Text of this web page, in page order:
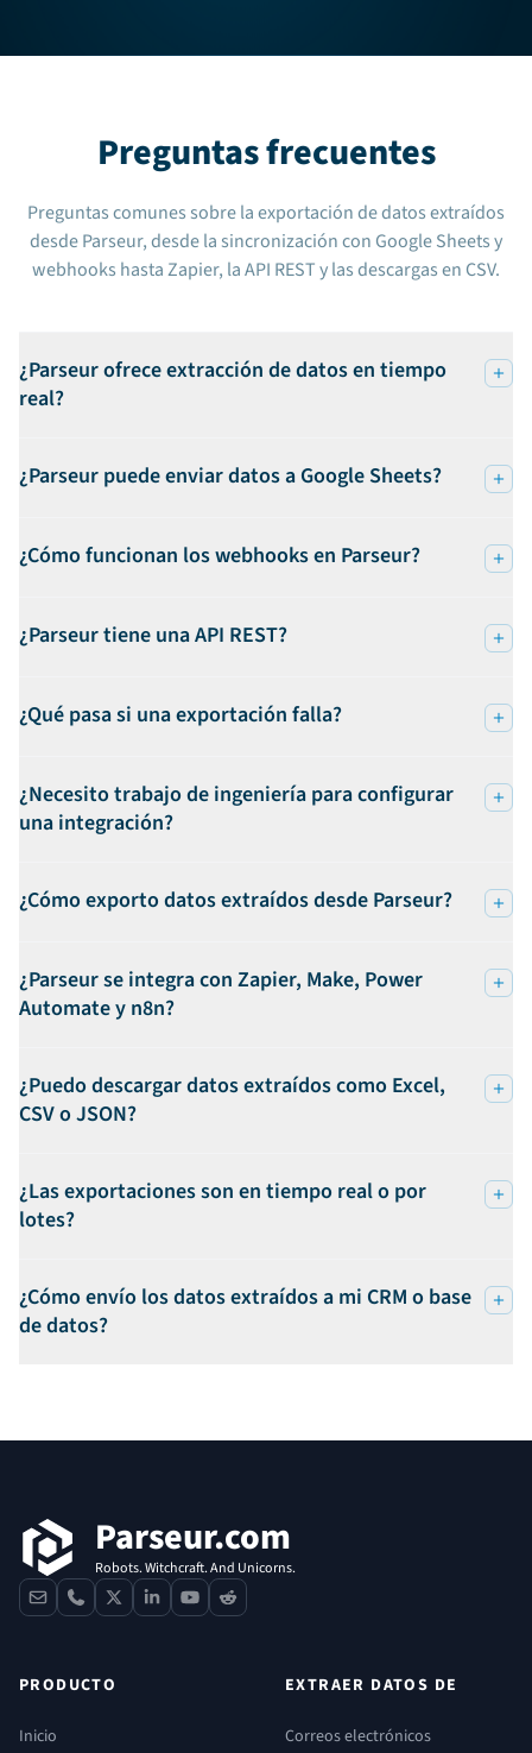
Preguntas frecuentes
Preguntas comunes sobre la exportación de datos extraídos
desde Parseur, desde la sincronización con Google Sheets y
webhooks hasta Zapier, la API REST y las descargas en CSV.
¿Parseur ofrece extracción de datos en tiempo
real?
¿Parseur puede enviar datos a Google Sheets?
¿Cómo funcionan los webhooks en Parseur?
¿Parseur tiene una API REST?
¿Qué pasa si una exportación falla?
¿Necesito trabajo de ingeniería para configurar
una integración?
¿Cómo exporto datos extraídos desde Parseur?
¿Parseur se integra con Zapier, Make, Power
Automate y n8n?
¿Puedo descargar datos extraídos como Excel,
CSV o JSON?
¿Las exportaciones son en tiempo real o por
lotes?
¿Cómo envío los datos extraídos a mi CRM o base
de datos?
Parseur.com
Robots. Witchcraft. And Unicorns.
contactphone
x linkedinyoutube
reddit
PRODUCTO
Inicio
EXTRAER DATOS DE
Correos electrónicos